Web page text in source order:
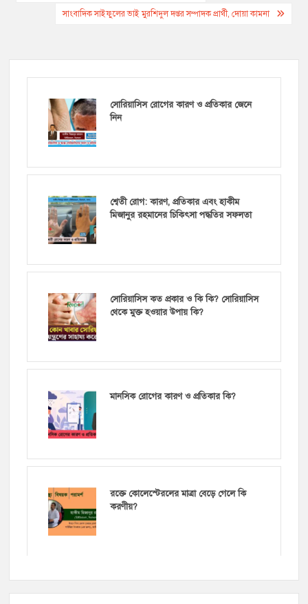
navigationসাংবাদিক সাইফুলের ভাই মুরশিদুল দপ্তর সম্পাদক প্রার্থী, দোয়া কামনা
সোরিয়াসিস রোগের কারণ ও প্রতিকার জেনে
নিন
শ্বেতী রোগ: কারণ, প্রতিকার এবং হাকীম
মিজানুর রহমানের চিকিৎসা পদ্ধতির সফলতা
সোরিয়াসিস কত প্রকার ও কি কি? সোরিয়াসিস
থেকে মুক্ত হওয়ার উপায় কি?
মানসিক রোগের কারণ ও প্রতিকার কি?
রক্তে কোলেস্টেরলের মাত্রা বেড়ে গেলে কি
করণীয়?